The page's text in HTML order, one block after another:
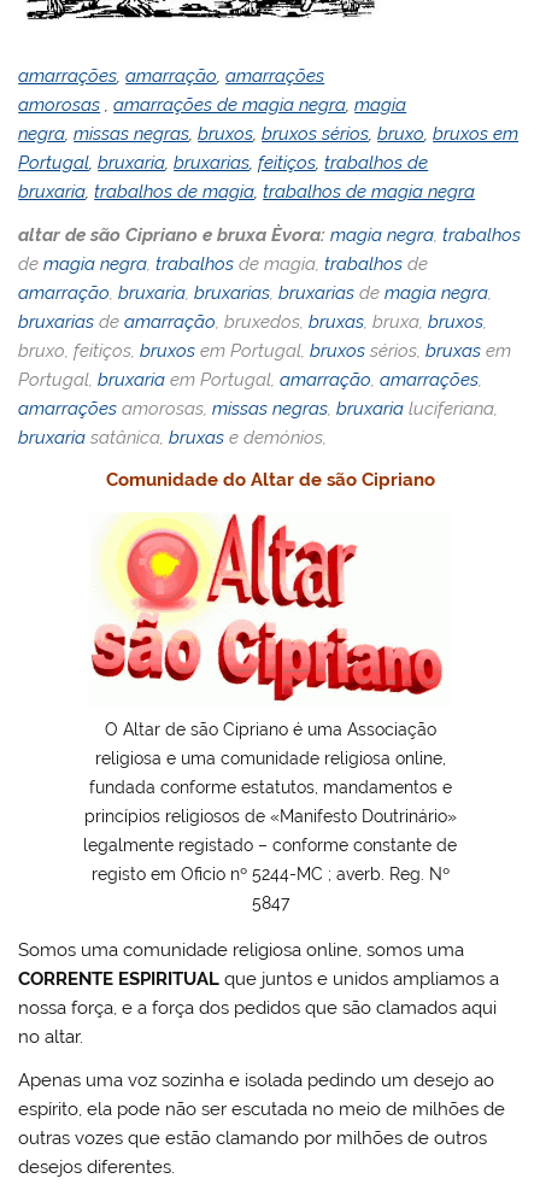
amarrações,amarração,amarrações
amorosas ,amarrações de magia negra,magia
negra,missas negras,bruxos,bruxos sérios,bruxo,bruxos em
Portugal,bruxaria,bruxarias,feitiços,trabalhos de
bruxaria,trabalhos de magia,trabalhos de magia negra
altar de são Cipriano e bruxa Èvora: magia negra,trabalhos
demagia negra,trabalhos de magia,trabalhos de
amarração,bruxaria,bruxarias,bruxarias demagia negra,
bruxarias deamarração, bruxedos,bruxas, bruxa,bruxos,
bruxo, feitiços,bruxos em Portugal,bruxos sérios,bruxas em
Portugal,bruxaria em Portugal,amarração,amarrações,
amarrações amorosas,missas negras,bruxaria luciferiana,
bruxaria satânica,bruxas e demónios,
Comunidade do Altar de são Cipriano
O Altar de são Cipriano é uma Associação
religiosa e uma comunidade religiosa online,
fundada conforme estatutos, mandamentos e
princípios religiosos de «Manifesto Doutrinário»
legalmente registado – conforme constante de
registo em Oficio nº 5244-MC ; averb. Reg. Nº
5847
Somos uma comunidade religiosa online, somos uma
CORRENTE ESPIRITUAL que juntos e unidos ampliamos a
nossa força, e a força dos pedidos que são clamados aqui
no altar.
Apenas uma voz sozinha e isolada pedindo um desejo ao
espírito, ela pode não ser escutada no meio de milhões de
outras vozes que estão clamando por milhões de outros
desejos diferentes.